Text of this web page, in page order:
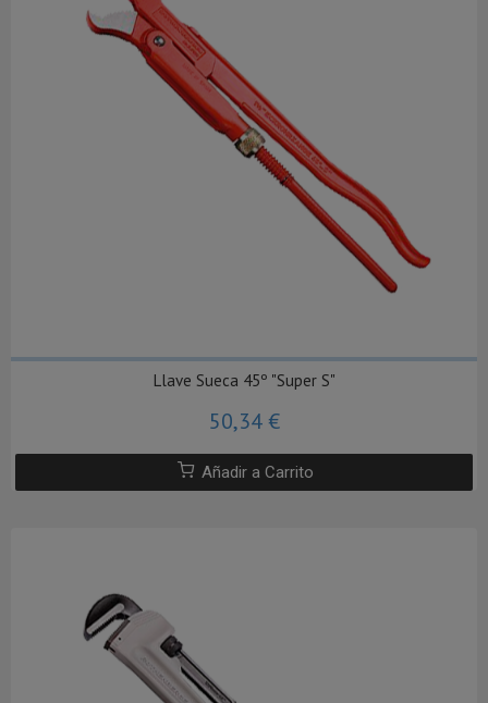
Llave Sueca 45º "Super S"
50,34 €
Añadir a Carrito